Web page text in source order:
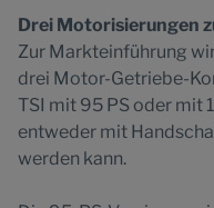
Drei Motorisierungen
Zur Markteinführung
drei Motor-Getriebe-
TSI mit 95 PS oder mit
entweder mit
werden kann.